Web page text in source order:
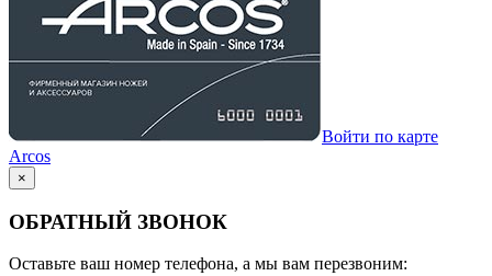
Войти по карте
Arcos
×
ОБРАТНЫЙ ЗВОНОК
Оставьте ваш номер телефона, а мы вам перезвоним: